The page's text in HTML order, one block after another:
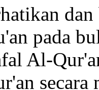
pada
Al-